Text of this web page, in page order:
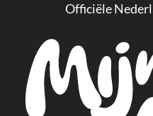
Officiële